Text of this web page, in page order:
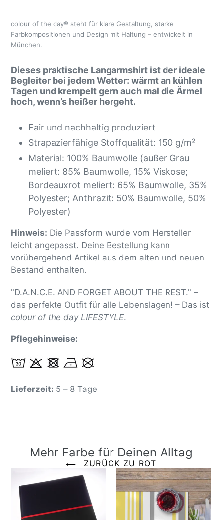
colour of the day® steht für klare Gestaltung, starke
Farbkompositionen und Design mit Haltung – entwickelt in
München.
Dieses praktische Langarmshirt ist der ideale
Begleiter bei jedem Wetter: wärmt an kühlen
Tagen und krempelt gern auch mal die Ärmel
hoch, wenn’s heißer hergeht.
Fair und nachhaltig produziert
Strapazierfähige Stoffqualität: 150 g/m²
Material: 100% Baumwolle (außer Grau
meliert: 85% Baumwolle, 15% Viskose;
Bordeauxrot meliert: 65% Baumwolle, 35%
Polyester; Anthrazit: 50% Baumwolle, 50%
Polyester)
Hinweis: Die Passform wurde vom Hersteller
leicht angepasst. Deine Bestellung kann
vorübergehend Artikel aus dem alten und neuen
Bestand enthalten.
"D.A.N.C.E. AND FORGET ABOUT THE REST." –
das perfekte Outfit für alle Lebenslagen! – Das ist
colour of the day LIFESTYLE.
Pflegehinweise:
Lieferzeit: 5 – 8 Tage
ZURÜCK ZU ROT
Mehr Farbe für Deinen Alltag